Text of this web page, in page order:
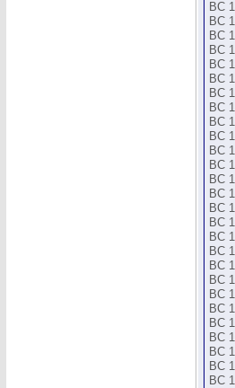
BC
BC
BC
BC
BC
BC
BC
BC
BC
BC
BC
BC
BC
BC
BC
BC
BC
BC
BC
BC
BC
BC
BC
BC
BC
BC
BC